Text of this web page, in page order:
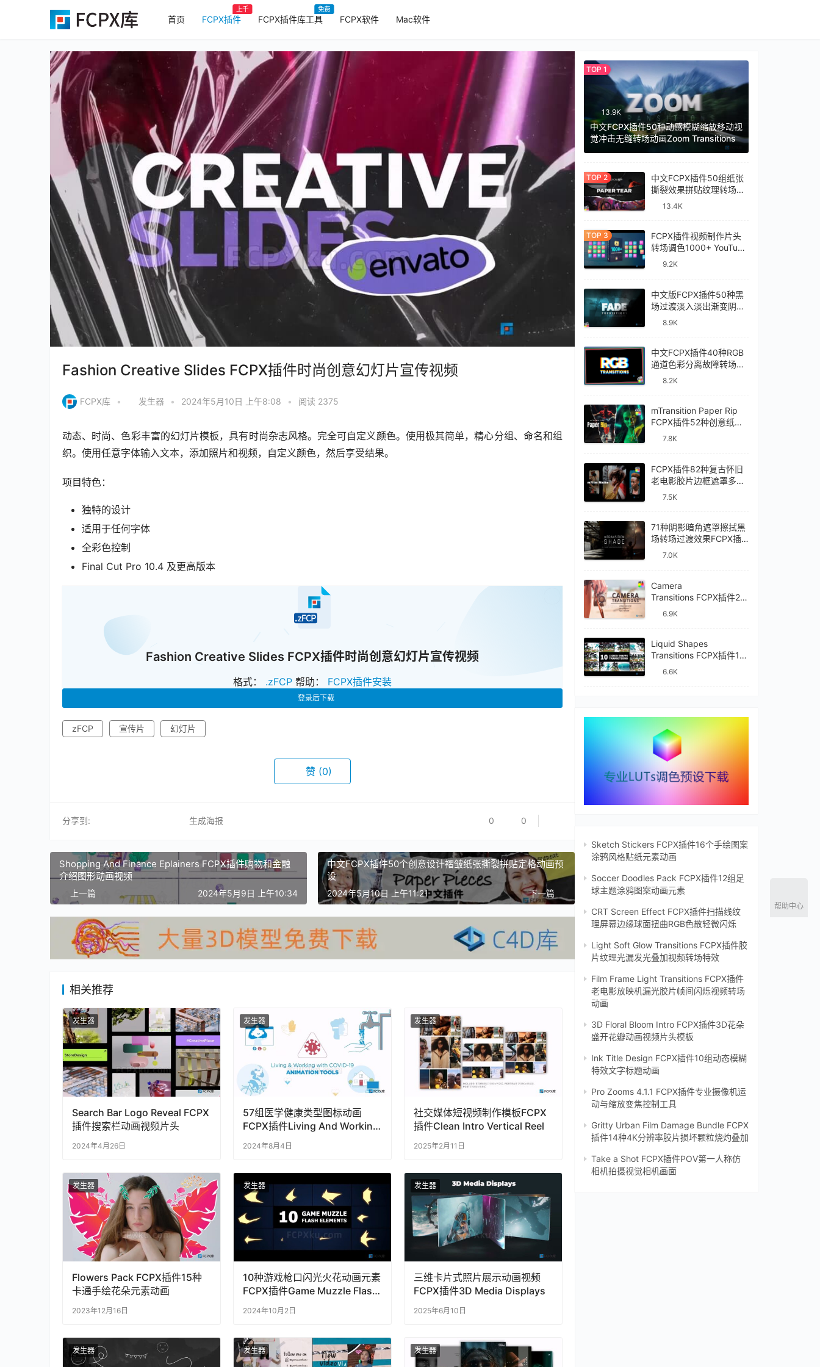
首页 FCPX插件
上千
FCPX插件库工具
免费
FCPX软件 Mac软件
Fashion Creative Slides FCPX插件时尚创意幻灯片宣传视频
FCPX库 • 发生器 • 2024年5月10日 上午8:08 • 阅读 2375
动态、时尚、色彩丰富的幻灯片模板，具有时尚杂志风格。完全可自定义颜色。使用极其简单，精心分组、命名和组
织。使用任意字体输入文本，添加照片和视频，自定义颜色，然后享受结果。
项目特色：
独特的设计
适用于任何字体
全彩色控制
Final Cut Pro 10.4 及更高版本
Fashion Creative Slides FCPX插件时尚创意幻灯片宣传视频
格式： .zFCP 帮助： FCPX插件安装
登录后下载
已经登录？刷新
zFCP 宣传片 幻灯片
赞 (0)
分享到: 生成海报 0 0
Shopping And Finance Eplainers FCPX插件购物和金融
介绍图形动画视频
上一篇 2024年5月9日 上午10:34
中文FCPX插件50个创意设计褶皱纸张撕裂拼贴定格动画预
设
下一篇
2024年5月10日 上午11:21
相关推荐
发生器
Search Bar Logo Reveal FCPX
插件搜索栏动画视频片头
2024年4月26日
发生器
57组医学健康类型图标动画
FCPX插件Living And Working
with Virus Animated Graphics
2024年8月4日
发生器
社交媒体短视频制作模板FCPX
插件Clean Intro Vertical Reel
2025年2月11日
发生器
Flowers Pack FCPX插件15种
卡通手绘花朵元素动画
2023年12月16日
发生器
10种游戏枪口闪光火花动画元素
FCPX插件Game Muzzle Flash
Elements
2024年10月2日
发生器
三维卡片式照片展示动画视频
FCPX插件3D Media Displays
2025年6月10日
发生器 发生器 发生器
13.9K
中文FCPX插件50种动感模糊缩放移动视
觉冲击无缝转场动画Zoom Transitions
中文FCPX插件50组纸张
撕裂效果拼贴纹理转场过
渡预设Paper Tear
13.4K
FCPX插件视频制作片头
转场调色1000+ YouTube
Library
9.2K
中文版FCPX插件50种黑
场过渡淡入淡出渐变阴影
视频转场Fade
8.9K
中文FCPX插件40种RGB
通道色彩分离故障转场过
渡RGB Transitions
8.2K
mTransition Paper Rip
FCPX插件52种创意纸张
撕裂动画过渡转场效果
7.8K
FCPX插件82种复古怀旧
老电影胶片边框遮罩多画
面分屏效果mFilm Matte
7.5K
71种阴影暗角遮罩擦拭黑
场转场过渡效果FCPX插
件mTransition Shade
7.0K
Camera
Transitions FCPX插件27
种摄像机镜头动画转场过
6.9K
Liquid Shapes
Transitions FCPX插件10
种卡通流体图形动画转场
6.6K
Sketch Stickers FCPX插件16个手绘图案
涂鸦风格贴纸元素动画
Soccer Doodles Pack FCPX插件12组足
球主题涂鸦图案动画元素
CRT Screen Effect FCPX插件扫描线纹
理屏幕边缘球面扭曲RGB色散轻微闪烁‌
Light Soft Glow Transitions FCPX插件胶
片纹理光漏发光叠加视频转场特效
Film Frame Light Transitions FCPX插件
老电影放映机漏光胶片帧间闪烁视频转场
动画
3D Floral Bloom Intro FCPX插件3D花朵
盛开花瓣动画视频片头模板
Ink Title Design FCPX插件10组动态模糊
特效文字标题动画
Pro Zooms 4.1.1 FCPX插件专业摄像机运
动与缩放变焦控制工具
Gritty Urban Film Damage Bundle FCPX
插件14种4K分辨率胶片损坏颗粒烧灼叠加
Take a Shot FCPX插件POV第一人称仿
相机拍摄视觉相机画面
帮助中心